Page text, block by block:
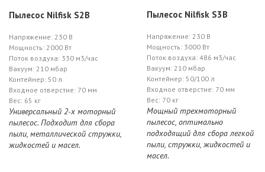
Пылесос Nilfisk S2B
Напряжение: 230 В
Мощность: 2000 Вт
Поток воздуха: 330 м3/час
Вакуум: 210 мбар
Контейнер: 50 л
Входное отверстие: 70 мм
Вес: 65 кг
Универсальный 2-х моторный
пылесос. Подходит для сбора
пыли, металлической стружки,
жидкостей и масел.
Пылесос Nilfisk S3B
Напряжение: 230 В
Мощность: 3000 Вт
Поток воздуха: 486 м3/час
Вакуум: 210 мбар
Контейнер: 50/100 л
Входное отверстие: 70 мм
Вес: 70 кг
Мощный трехмоторный
пылесос, оптимально
подходящий для сбора легкой
пыли, стружки, жидкостей и
масел.